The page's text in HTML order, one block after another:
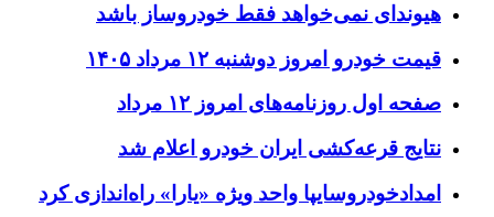
نمی‌خواهد فقط خودروساز باشد
خودرو امروز دوشنبه ۱۲ مرداد ۱۴۰۵
اول روزنامه‌های امروز ۱۲ مرداد
قرعه‌کشی ایران خودرو اعلام شد
واحد ویژه «یارا» راه‌اندازی کرد